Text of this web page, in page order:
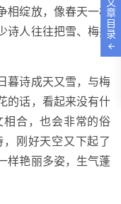
相绽放，像春天一样
诗人往往把雪、梅并
暮诗成天又雪，与梅
的话，看起来没有什
合，也会非常的俗
刚好天空又下起了
样艳丽多姿，生气蓬
章
目
录